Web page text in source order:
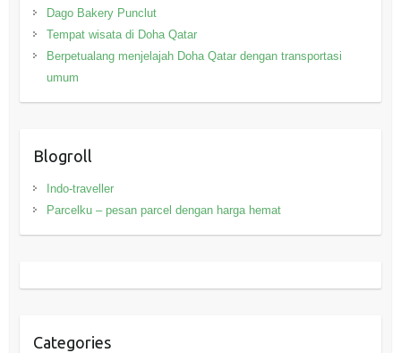
Dago Bakery Punclut
Tempat wisata di Doha Qatar
Berpetualang menjelajah Doha Qatar dengan transportasi
umum
Blogroll
Indo-traveller
Parcelku – pesan parcel dengan harga hemat
Categories